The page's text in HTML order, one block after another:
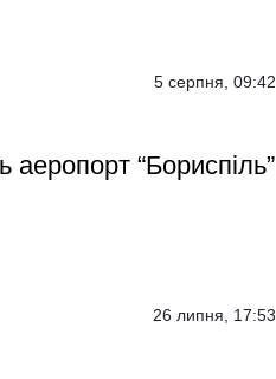
5 серпня, 09:42
аеропорт “Бориспіль”
26 липня, 17:53